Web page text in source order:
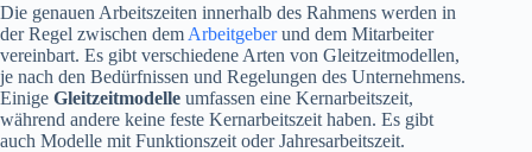
Die genauen Arbeitszeiten innerhalb des Rahmens werden in
der Regel zwischen dem Arbeitgeberund dem Mitarbeiter
vereinbart. Es gibt verschiedene Arten von Gleitzeitmodellen,
je nach den Bedürfnissen und Regelungen des Unternehmens.
Einige Gleitzeitmodelle umfassen eine Kernarbeitszeit,
während andere keine feste Kernarbeitszeit haben. Es gibt
auch Modelle mit Funktionszeit oder Jahresarbeitszeit.